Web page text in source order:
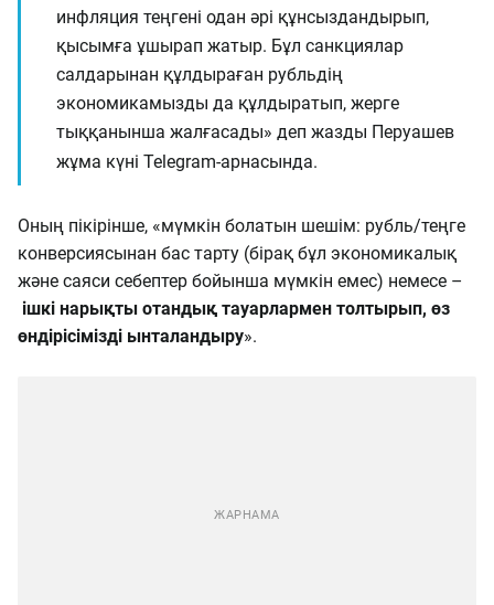
инфляция теңгені одан әрі құнсыздандырып,
қысымға ұшырап жатыр. Бұл санкциялар
салдарынан құлдыраған рубльдің
экономикамызды да құлдыратып, жерге
тыққанынша жалғасады» деп жазды Перуашев
жұма күні Telegram-арнасында.
Оның пікірінше, «мүмкін болатын шешім: рубль/теңге
конверсиясынан бас тарту (бірақ бұл экономикалық
және саяси себептер бойынша мүмкін емес) немесе –
ішкі нарықты отандық тауарлармен толтырып, өз
өндірісімізді ынталандыру».